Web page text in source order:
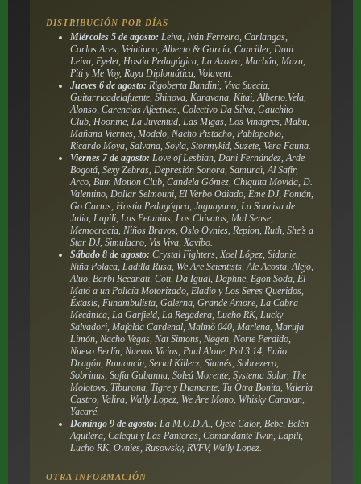
DISTRIBUCIÓN POR DÍAS
Miércoles 5 de agosto: Leiva, Iván Ferreiro, Carlangas,
Carlos Ares, Veintiuno, Alberto & García, Canciller, Dani
Leiva, Eyelet, Hostia Pedagógica, La Azotea, Marbán, Mazu,
Piti y Me Voy, Raya Diplomática, Volavent.
Jueves 6 de agosto: Rigoberta Bandini, Viva Suecia,
Guitarricadelafuente, Shinova, Karavana, Kitai, Alberto.Vela,
Alonso, Carencias Afectivas, Colectivo Da Silva, Gauchito
Club, Hoonine, La Juventud, Las Migas, Los Vinagres, Mäbu,
Mañana Viernes, Modelo, Nacho Pistacho, Pablopablo,
Ricardo Moya, Salvana, Soyla, Stormykid, Suzete, Vera Fauna.
Viernes 7 de agosto: Love of Lesbian, Dani Fernández, Arde
Bogotá, Sexy Zebras, Depresión Sonora, Samuraï, Al Safir,
Arco, Bum Motion Club, Candela Gómez, Chiquita Movida, D.
Valentino, Dollar Selmouni, El Verbo Odiado, Eme DJ, Fontán,
Go Cactus, Hostia Pedagógica, Jaguayano, La Sonrisa de
Julia, Lapili, Las Petunias, Los Chivatos, Mal Sense,
Memocracia, Niños Bravos, Oslo Ovnies, Repion, Ruth, She’s a
Star DJ, Simulacro, Vis Viva, Xavibo.
Sábado 8 de agosto: Crystal Fighters, Xoel López, Sidonie,
Niña Polaca, Ladilla Rusa, We Are Scientists, Ale Acosta, Alejo,
Aluo, Barbi Recanati, Coti, Da Igual, Daphne, Egon Soda, Él
Mató a un Policía Motorizado, Eladio y Los Seres Queridos,
Éxtasis, Funambulista, Galerna, Grande Amore, La Cabra
Mecánica, La Garfield, La Regadera, Lucho RK, Lucky
Salvadori, Mafalda Cardenal, Malmö 040, Marlena, Maruja
Limón, Nacho Vegas, Nat Simons, Nøgen, Norte Perdido,
Nuevo Berlín, Nuevos Vicios, Paul Alone, Pol 3.14, Puño
Dragón, Ramoncín, Serial Killerz, Siamés, Sobrezero,
Sobrinus, Sofía Gabanna, Soleá Morente, Systema Solar, The
Molotovs, Tiburona, Tigre y Diamante, Tu Otra Bonita, Valeria
Castro, Valira, Wally Lopez, We Are Mono, Whisky Caravan,
Yacaré.
Domingo 9 de agosto: La M.O.D.A., Ojete Calor, Bebe, Belén
Aguilera, Calequi y Las Panteras, Comandante Twin, Lapili,
Lucho RK, Ovnies, Rusowsky, RVFV, Wally Lopez.
OTRA INFORMACIÓN